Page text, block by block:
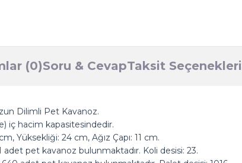
(0)Soru & CevapTaksit Seçenekleri
Dilimli Pet Kavanoz.
iç hacim kapasitesindedir.
Yüksekliği: 24 cm, Ağız Çapı: 11 cm.
adet pet kavanoz bulunmaktadır. Koli desisi: 23.